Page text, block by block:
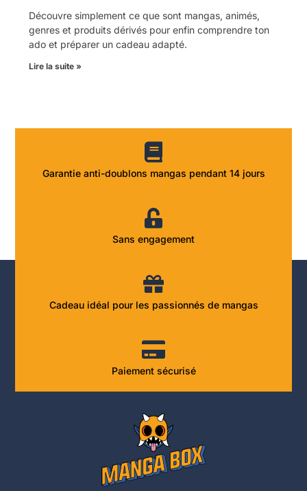
Découvre simplement ce que sont mangas, animés,
genres et produits dérivés pour enfin comprendre ton
ado et préparer un cadeau adapté.
Lire la suite »
Garantie anti-doublons mangas pendant 14 jours
Sans engagement
Cadeau idéal pour les passionnés de mangas
Paiement sécurisé